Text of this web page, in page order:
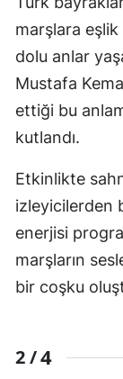
marşlara
dolu anlar
Mustafa
ettiği bu
kutlandı.
Etkinlikte
izleyicilerden
enerjisi
marşların
bir coşku
2 /4